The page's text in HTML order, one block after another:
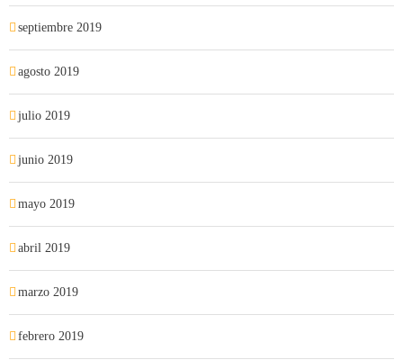
septiembre 2019
agosto 2019
julio 2019
junio 2019
mayo 2019
abril 2019
marzo 2019
febrero 2019